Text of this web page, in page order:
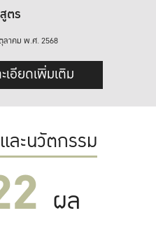
ตร
าคม พ.ศ. 2568
เอียดเพิ่มเติม
ละนวัตกรรม
ผล